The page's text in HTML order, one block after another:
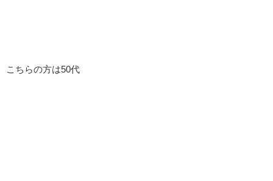
こちらの方は50代